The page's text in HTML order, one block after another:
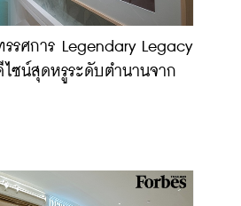
รศการ Legendary Legacy
ไซน์สุดหรูระดับตำนานจาก